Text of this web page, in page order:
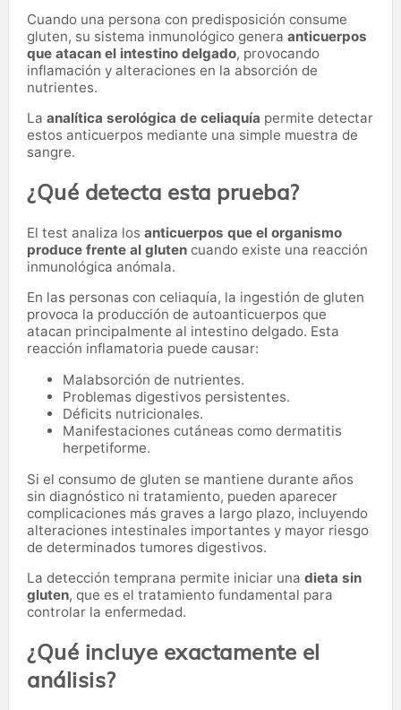
Cuando una persona con predisposición consume
gluten, su sistema inmunológico genera anticuerpos
que atacan el intestino delgado, provocando
inflamación y alteraciones en la absorción de
nutrientes.
La analítica serológica de celiaquía permite detectar
estos anticuerpos mediante una simple muestra de
sangre.
¿Qué detecta esta prueba?
El test analiza los anticuerpos que el organismo
produce frente al gluten cuando existe una reacción
inmunológica anómala.
En las personas con celiaquía, la ingestión de gluten
provoca la producción de autoanticuerpos que
atacan principalmente al intestino delgado. Esta
reacción inflamatoria puede causar:
Malabsorción de nutrientes.
Problemas digestivos persistentes.
Déficits nutricionales.
Manifestaciones cutáneas como dermatitis
herpetiforme.
Si el consumo de gluten se mantiene durante años
sin diagnóstico ni tratamiento, pueden aparecer
complicaciones más graves a largo plazo, incluyendo
alteraciones intestinales importantes y mayor riesgo
de determinados tumores digestivos.
La detección temprana permite iniciar una dieta sin
gluten, que es el tratamiento fundamental para
controlar la enfermedad.
¿Qué incluye exactamente el
análisis?